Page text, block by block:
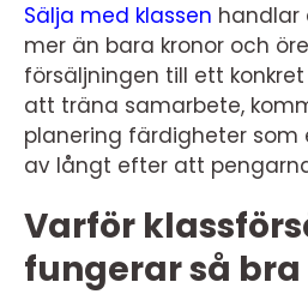
Sälja med klassen handlar
mer än bara kronor och
försäljningen till ett
att träna samarbete,
planering färdigheter som
av långt efter att
Varför
fungerar så bra